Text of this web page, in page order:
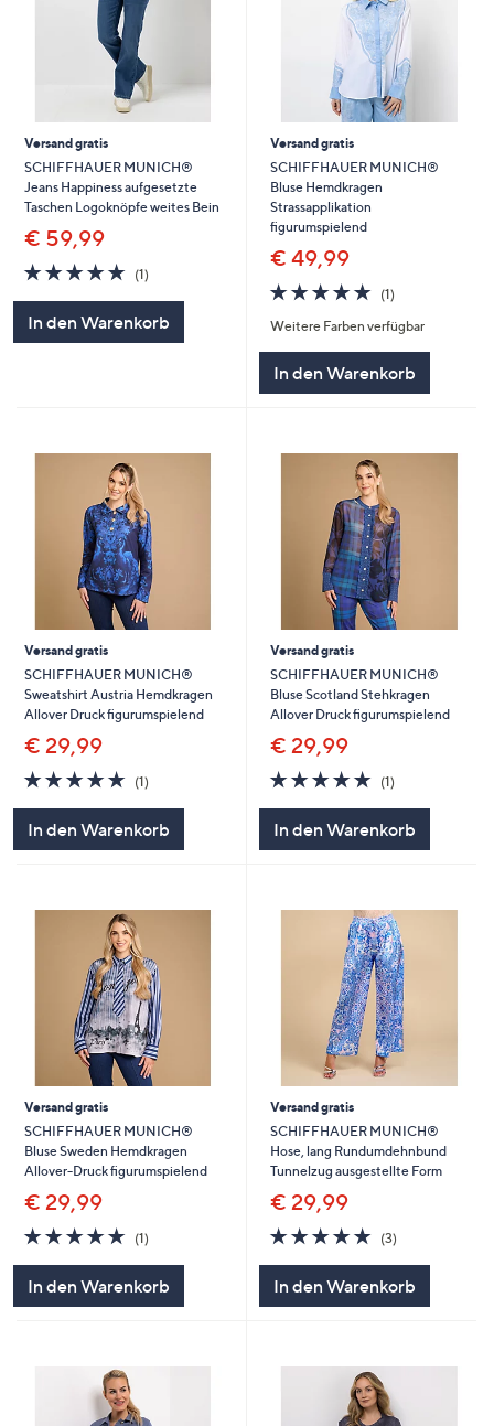
Versand gratis
SCHIFFHAUER MUNICH®
Jeans Happiness aufgesetzte
Taschen Logoknöpfe weites Bein
€ 59,99
5.0
von
5
(1)
In den Warenkorb
Versand gratis
SCHIFFHAUER MUNICH®
Bluse Hemdkragen
Strassapplikation
figurumspielend
€ 49,99
5.0
von
5
(1)1
Weitere Farben verfügbar
In den Warenkorb
Versand gratis
SCHIFFHAUER MUNICH®
Sweatshirt Austria Hemdkragen
Allover Druck figurumspielend
€ 29,99
5.0
von
5
(1)
In den Warenkorb
Versand gratis
SCHIFFHAUER MUNICH®
Bluse Scotland Stehkragen
Allover Druck figurumspielend
€ 29,99
5.0
von
(1)1
In den Warenkorb
Versand gratis
SCHIFFHAUER MUNICH®
Bluse Sweden Hemdkragen
Allover-Druck figurumspielend
€ 29,99
5.0
von
5
(1)
In den Warenkorb
Versand gratis
SCHIFFHAUER MUNICH®
Hose, lang Rundumdehnbund
Tunnelzug ausgestellte Form
€ 29,99
5.0
von
(3)3
In den Warenkorb